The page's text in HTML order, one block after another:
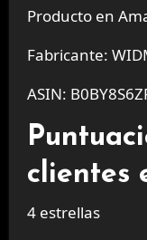
Producto en
Fabricante:
ASIN:
clientes
4 estrellas